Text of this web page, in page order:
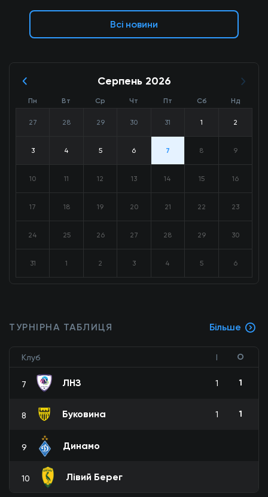
Всі новини
Серпень 2026
Пн Вт Ср Чт Пт Сб Нд
27 28 29 30 31 1 2
3 4 5 6 7 8 9
10 11 12 13 14 15 16
17 18 19 20 21 22 23
24 25 26 27 28 29 30
31 1 2 3 4 5 6
ТУРНІРНА ТАБЛИЦЯ Більше
Клуб І О
7 ЛНЗ 1 1
8 Буковина 1 1
9 Динамо
10 Лівий Берег